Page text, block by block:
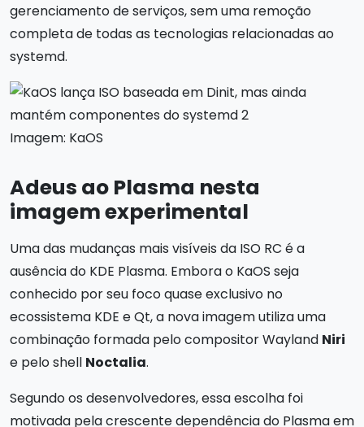
gerenciamento de serviços, sem uma remoção
completa de todas as tecnologias relacionadas ao
systemd.
Imagem: KaOS
Adeus ao Plasma nesta
imagem experimental
Uma das mudanças mais visíveis da ISO RC é a
ausência do KDE Plasma. Embora o KaOS seja
conhecido por seu foco quase exclusivo no
ecossistema KDE e Qt, a nova imagem utiliza uma
combinação formada pelo compositor Wayland Niri
e pelo shell Noctalia.
Segundo os desenvolvedores, essa escolha foi
motivada pela crescente dependência do Plasma em